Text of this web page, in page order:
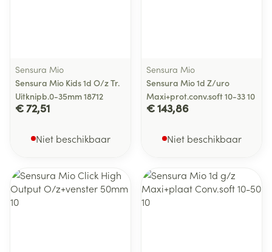
Sensura Mio
Sensura Mio Kids 1d O/z Tr.
Uitknipb.0-35mm 18712
€ 72,51
Niet beschikbaar
Sensura Mio
Sensura Mio 1d Z/uro
Maxi+prot.conv.soft 10-33 10
€ 143,86
Niet beschikbaar